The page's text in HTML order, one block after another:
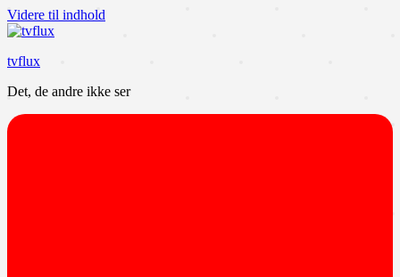
Videre til indhold
tvflux
Det, de andre ikke ser